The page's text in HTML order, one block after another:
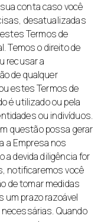
conta caso você
desatualizadas
Termos de
Temos o direito de
recusar a
de qualquer
estes Termos de
é utilizado ou pela
ou indivíduos.
questão possa gerar
a Empresa nos
a devida diligência for
notificaremos você
de tomar medidas
um prazo razoável
Quando